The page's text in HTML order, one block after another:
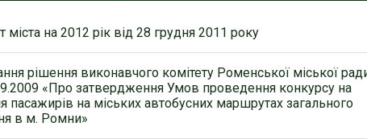
на 2012 рік від 28 грудня 2011 року
рішення виконавчого комітету Роменської міської
«Про затвердження Умов проведення конкурсу на
пасажирів на міських автобусних маршрутах загального
в м. Ромни»